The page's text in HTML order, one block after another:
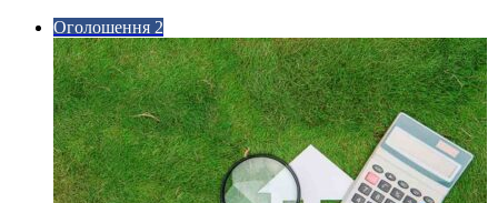
Оголошення 2